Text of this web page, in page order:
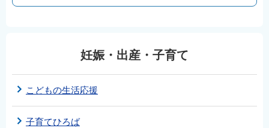
妊娠・出産・子育て
こどもの生活応援
子育てひろば